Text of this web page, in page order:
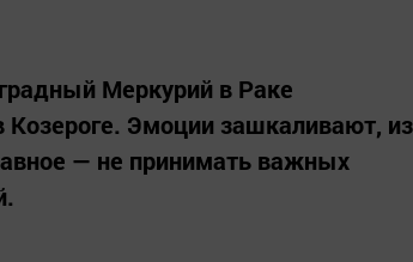
Меркурий в Раке
Козероге. Эмоции зашкаливают, из
— не принимать важных